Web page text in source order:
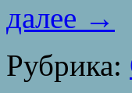
далее →
Рубрика: